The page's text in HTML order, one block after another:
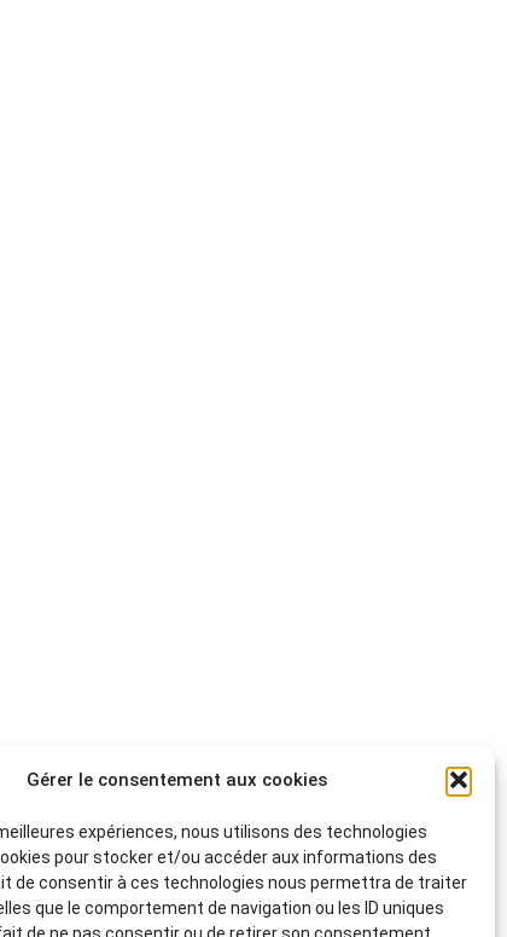
Gérer le consentement aux cookies
expériences, nous utilisons des technologies
pour stocker et/ou accéder aux informations des
de consentir à ces technologies nous permettra de traiter
que le comportement de navigation ou les ID uniques